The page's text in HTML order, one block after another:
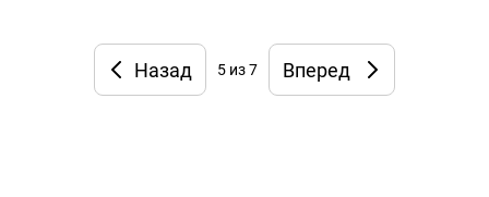
Назад 5 из 7 Вперед